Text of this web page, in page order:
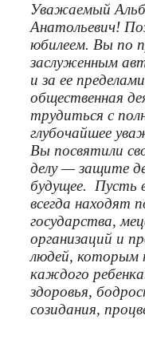
Уважаемый
Анатольевич!
юбилеем. Вы по
заслуженным
и за ее
общественная
трудиться с
глубочайшее
Вы посвятили
делу — защите
будущее. Пусть
всегда находят
государства,
организаций и
людей, которым
каждого
здоровья,
созидания,